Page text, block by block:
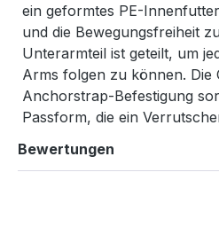
ein geformtes PE-
und die Bewegungsfreiheit
Unterarmteil ist geteilt, um
Arms folgen zu können. Die
Anchorstrap-Befestigung
Passform, die ein
Bewertungen